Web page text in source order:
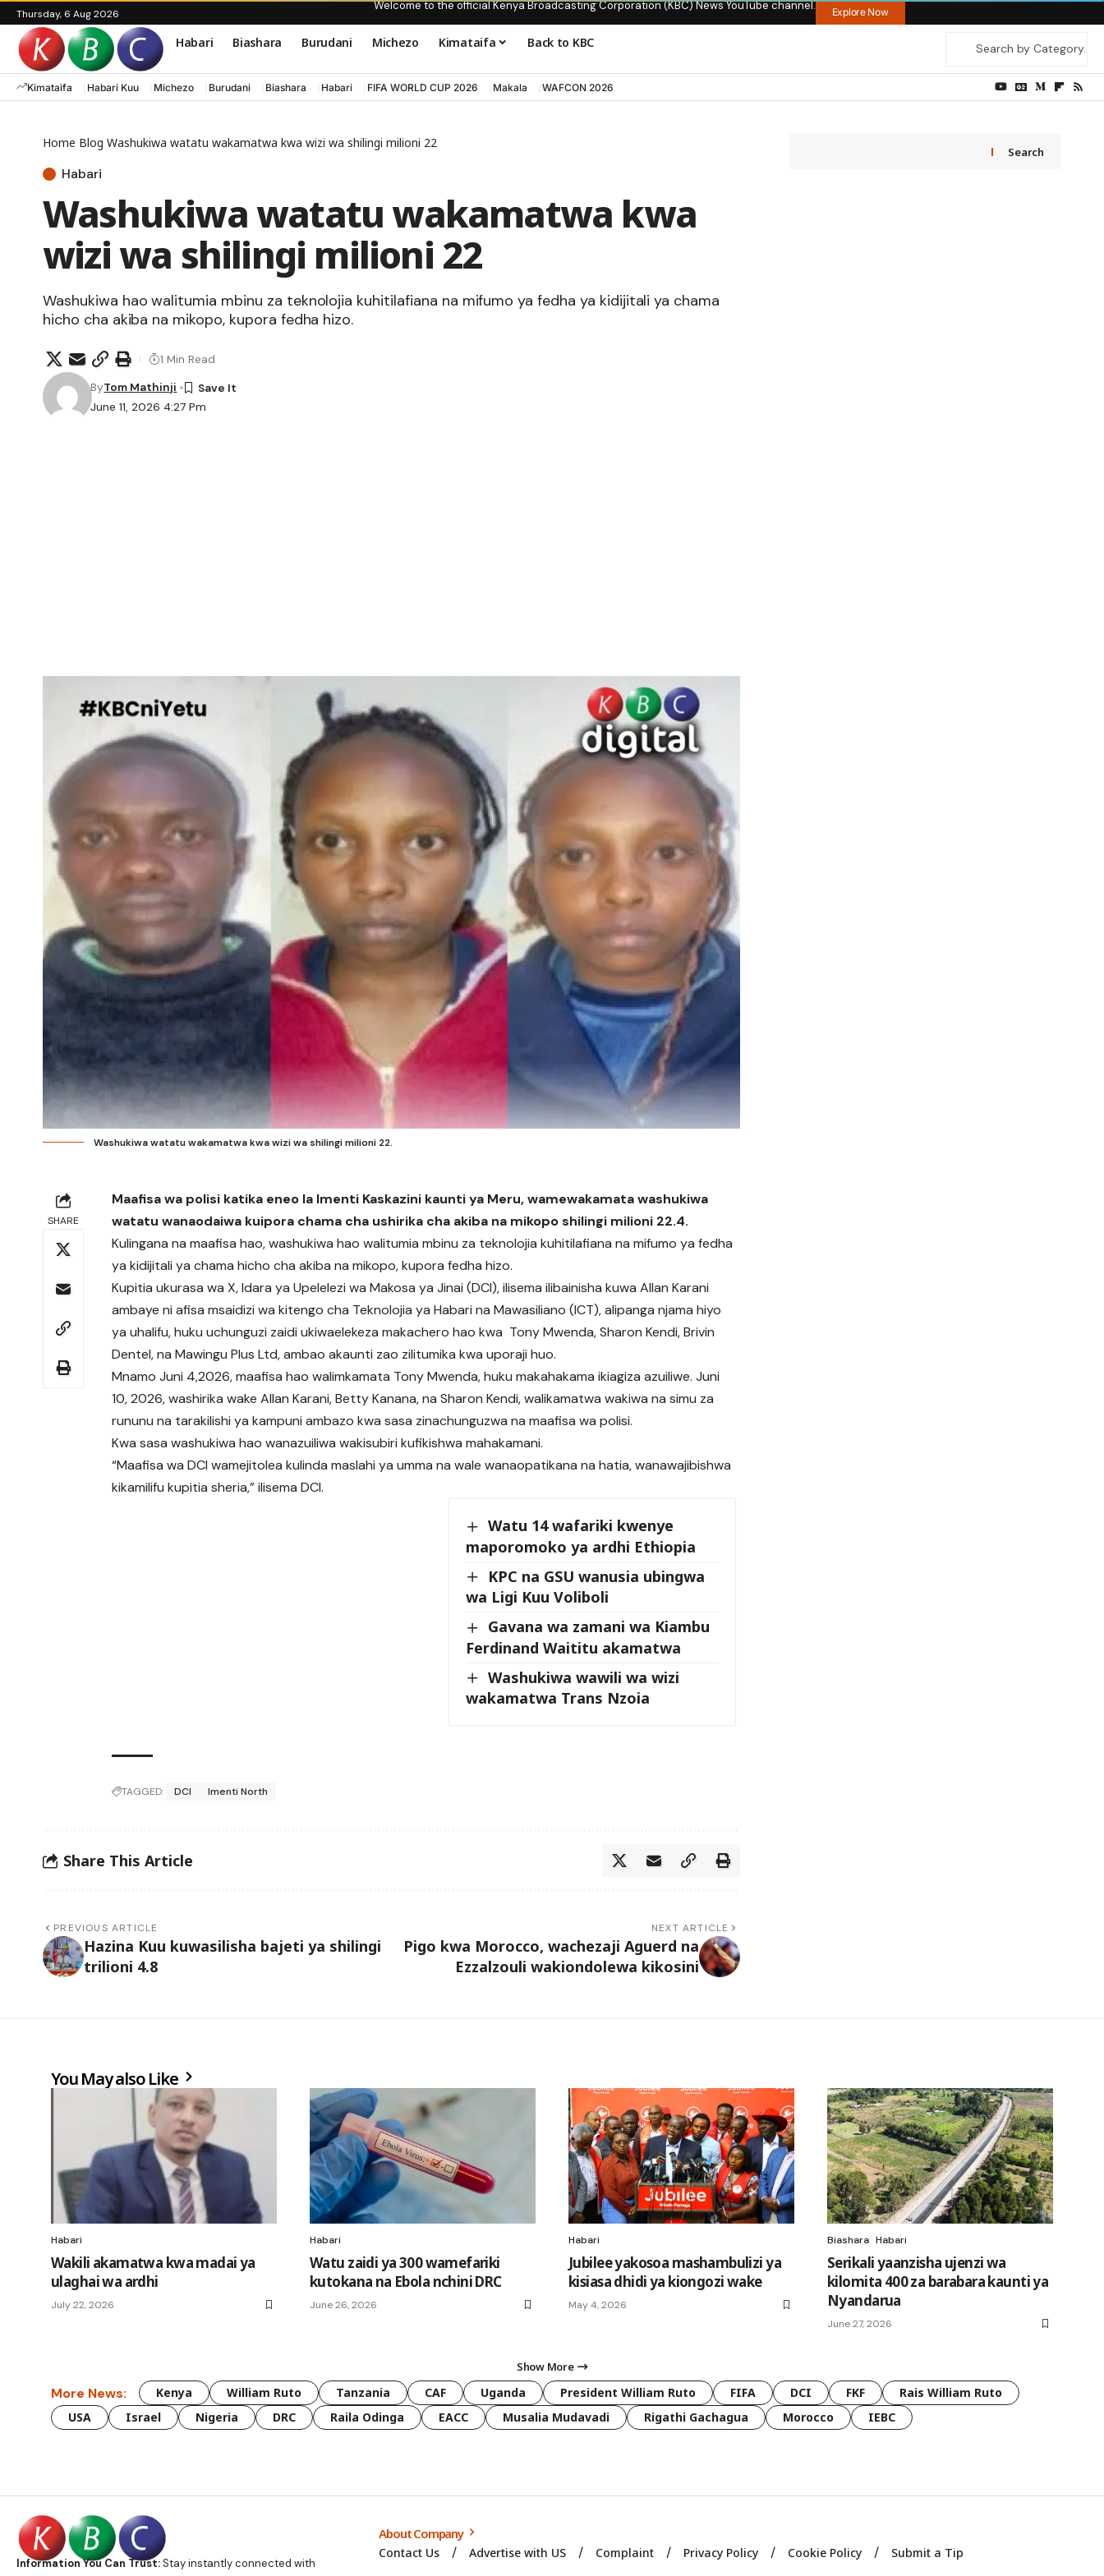
Thursday, 6 Aug 2026
Welcome to the official Kenya Broadcasting Corporation (KBC) News YouTube channel. Explore Now
Habari Biashara Burudani Michezo Kimataifa Back to KBC
Kimataifa Habari Kuu Michezo Burudani Biashara Habari FIFA WORLD CUP 2026 Makala WAFCON 2026
Home Blog Washukiwa watatu wakamatwa kwa wizi wa shilingi milioni 22
Habari
Washukiwa watatu wakamatwa kwa
wizi wa shilingi milioni 22
Washukiwa hao walitumia mbinu za teknolojia kuhitilafiana na mifumo ya fedha ya kidijitali ya chama
hicho cha akiba na mikopo, kupora fedha hizo.
June 11, 2026 4:27 Pm
ByTom Mathinji
1 Min Read
Washukiwa watatu wakamatwa kwa wizi wa shilingi milioni 22.
SHARE
Maafisa wa polisi katika eneo la Imenti Kaskazini kaunti ya Meru, wamewakamata washukiwa
watatu wanaodaiwa kuipora chama cha ushirika cha akiba na mikopo shilingi milioni 22.4.
Kulingana na maafisa hao, washukiwa hao walitumia mbinu za teknolojia kuhitilafiana na mifumo ya fedha
ya kidijitali ya chama hicho cha akiba na mikopo, kupora fedha hizo.
Kupitia ukurasa wa X, Idara ya Upelelezi wa Makosa ya Jinai (DCI), ilisema ilibainisha kuwa Allan Karani
ambaye ni afisa msaidizi wa kitengo cha Teknolojia ya Habari na Mawasiliano (ICT), alipanga njama hiyo
ya uhalifu, huku uchunguzi zaidi ukiwaelekeza makachero hao kwa Tony Mwenda, Sharon Kendi, Brivin
Dentel, na Mawingu Plus Ltd, ambao akaunti zao zilitumika kwa uporaji huo.
Mnamo Juni 4,2026, maafisa hao walimkamata Tony Mwenda, huku makahakama ikiagiza azuiliwe. Juni
10, 2026, washirika wake Allan Karani, Betty Kanana, na Sharon Kendi, walikamatwa wakiwa na simu za
rununu na tarakilishi ya kampuni ambazo kwa sasa zinachunguzwa na maafisa wa polisi.
Kwa sasa washukiwa hao wanazuiliwa wakisubiri kufikishwa mahakamani.
“Maafisa wa DCI wamejitolea kulinda maslahi ya umma na wale wanaopatikana na hatia, wanawajibishwa
kikamilifu kupitia sheria,” ilisema DCI.
Watu 14 wafariki kwenye
maporomoko ya ardhi Ethiopia
KPC na GSU wanusia ubingwa
wa Ligi Kuu Voliboli
Gavana wa zamani wa Kiambu
Ferdinand Waititu akamatwa
Washukiwa wawili wa wizi
wakamatwa Trans Nzoia
TAGGED: DCI Imenti North
Share This Article
PREVIOUS ARTICLE
Hazina Kuu kuwasilisha bajeti ya shilingi
trilioni 4.8
NEXT ARTICLE
Pigo kwa Morocco, wachezaji Aguerd na
Ezzalzouli wakiondolewa kikosini
Search
You May also Like
Habari
Wakili akamatwa kwa madai ya
ulaghai wa ardhi
July 22, 2026
Habari
Watu zaidi ya 300 wamefariki
kutokana na Ebola nchini DRC
June 26, 2026
Habari
Jubilee yakosoa mashambulizi ya
kisiasa dhidi ya kiongozi wake
May 4, 2026
Biashara Habari
Serikali yaanzisha ujenzi wa
kilomita 400 za barabara kaunti ya
Nyandarua
June 27, 2026
Show More
More News: Kenya William Ruto Tanzania CAF Uganda President William Ruto FIFA DCI FKF
Rais William Ruto
USA
Israel Nigeria DRC Raila Odinga EACC Musalia Mudavadi Rigathi Gachagua Morocco IEBC
Information You Can Trust:Stay instantly connected with
About Company
Contact Us Advertise with US Complaint Privacy Policy Cookie Policy Submit a Tip